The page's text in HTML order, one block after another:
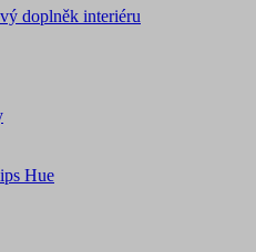
doplněk interiéru
Hue